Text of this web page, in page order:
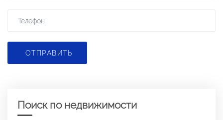
ОТПРАВИТЬ
Поиск по недвижимости